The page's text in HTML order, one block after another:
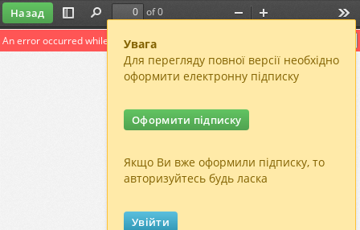
Назад
Toggle
Sidebar
Find
of 0
ZoomZoom
An error occurred while loading the PDF.
Увага
Для перегляду повної версії необхідно
оформити електронну підписку
Оформити підписку
Якщо Ви вже оформили підписку, то
авторизуйтесь будь ласка
Увійти